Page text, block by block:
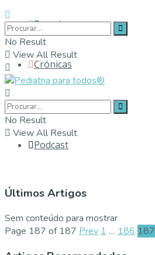
Parceiros
Crónicas
Contactos
Podcast
No Result
View All Result
No Result
View All Result
Últimos Artigos
Sem conteúdo para mostrar
Page 187 of 187 Prev 1 … 186 187